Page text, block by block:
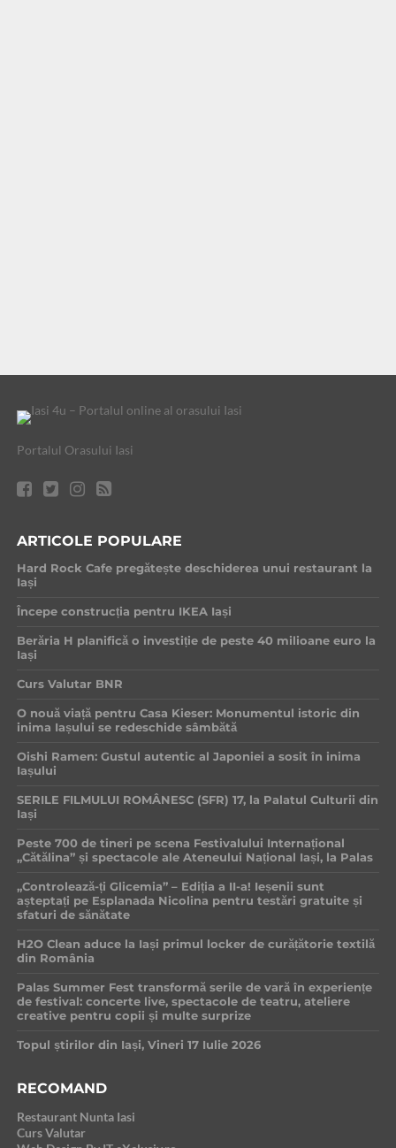
Portalul Orasului Iasi
ARTICOLE POPULARE
Hard Rock Cafe pregătește deschiderea unui restaurant la
Iași
Începe construcția pentru IKEA Iași
Berăria H planifică o investiție de peste 40 milioane euro la
Iași
Curs Valutar BNR
O nouă viață pentru Casa Kieser: Monumentul istoric din
inima Iașului se redeschide sâmbătă
Oishi Ramen: Gustul autentic al Japoniei a sosit în inima
Iașului
SERILE FILMULUI ROMÂNESC (SFR) 17, la Palatul Culturii din
Iași
Peste 700 de tineri pe scena Festivalului Internațional
„Cătălina” și spectacole ale Ateneului Național Iași, la Palas
„Controlează-ți Glicemia” – Ediția a II-a! Ieșenii sunt
așteptați pe Esplanada Nicolina pentru testări gratuite și
sfaturi de sănătate
H2O Clean aduce la Iași primul locker de curățătorie textilă
din România
Palas Summer Fest transformă serile de vară în experiențe
de festival: concerte live, spectacole de teatru, ateliere
creative pentru copii și multe surprize
Topul știrilor din Iași, Vineri 17 Iulie 2026
RECOMAND
Restaurant Nunta Iasi
Curs Valutar